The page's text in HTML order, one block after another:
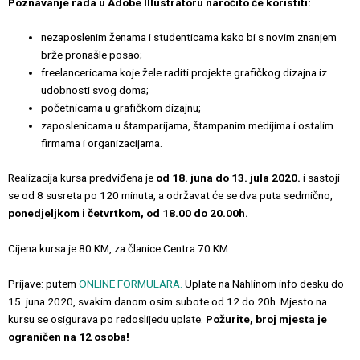
nezaposlenim ženama i studenticama kako bi s novim znanjem
brže pronašle posao;
freelancericama koje žele raditi projekte grafičkog dizajna iz
udobnosti svog doma;
početnicama u grafičkom dizajnu;
zaposlenicama u štamparijama, štampanim medijima i ostalim
firmama i organizacijama.
Realizacija kursa predviđena je od 18. juna do 13. jula 2020. i sastoji
se od 8 susreta po 120 minuta, a održavat će se dva puta sedmično,
ponedjeljkom i četvrtkom, od 18.00 do 20.00h.
Cijena kursa je 80 KM, za članice Centra 70 KM.
Prijave: putem ONLINE FORMULARA. Uplate na Nahlinom info desku do
15. juna 2020, svakim danom osim subote od 12 do 20h. Mjesto na
kursu se osigurava po redoslijedu uplate. Požurite, broj mjesta je
ograničen na 12 osoba!